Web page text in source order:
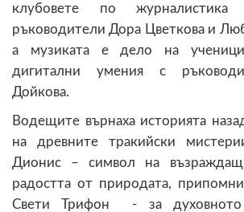
клубовете по
ръководители Дора Цветкова и
а музиката е дело на
дигитални умения с
Дойкова.
Водещите върнаха историята
на древните тракийски
Дионис – символ на
радостта от природата,
Свети Трифон - за духовното